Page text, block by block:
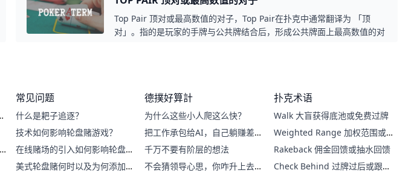
Top Pair 顶对或最高数值的对子，Top Pair在扑克中通常翻译为 「顶
对」。指的是玩家的手牌与公共牌结合后，形成公共牌面上最高数值的对
听牌潜力。
常见问题
什么是耙子追逐？
技术如何影响轮盘赌游戏？
在线赌场的引入如何影响轮盘赌
游戏？
美式轮盘赌何时以及为何添加双
德撲好算計
为什么这些小人爬这么快？
把工作承包给AI，自己躺赚差
价？
千万不要有阶层的想法
不会猜领导心思，你咋升上去
扑克术语
Walk 大盲获得底池或免费过牌
Weighted Range 加权范围或
权重范围
Rakeback 佣金回馈或抽水回馈
Check Behind 过牌过后或跟着